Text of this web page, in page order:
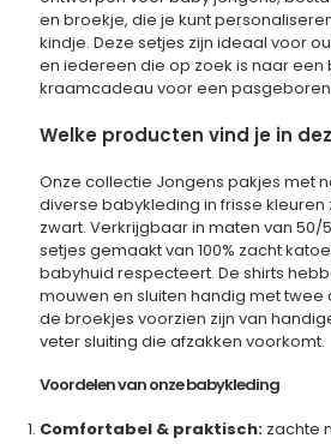
en broekje, die je kunt
kindje. Deze setjes zijn ideaal voor
en iedereen die op zoek is naar een
kraamcadeau voor een
Welke producten vind je in
Onze collectie Jongens pakjes met
diverse babykleding in frisse kleuren
zwart. Verkrijgbaar in maten van 50/
setjes gemaakt van 100% zacht
babyhuid respecteert. De shirts
mouwen en sluiten handig met twee
de broekjes voorzien zijn van
veter sluiting die afzakken voorkomt.
Voordelen van onze babykleding
Comfortabel & praktisch: zachte